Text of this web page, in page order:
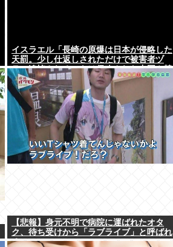
イスラエル「長崎の原爆は日本が侵略した
天罰。少し仕返しされただけで被害者ヅ
ラ。追悼されるべきは侵略された中国や韓
国の人々だよ
【悲報】身元不明で病院に運ばれたオタ
ク、待ち受けから「ラブライブ」と呼ばれ
るwww